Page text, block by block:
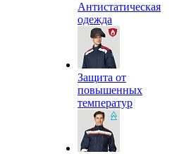
Антистатическая
одежда
Защита от
повышенных
температур